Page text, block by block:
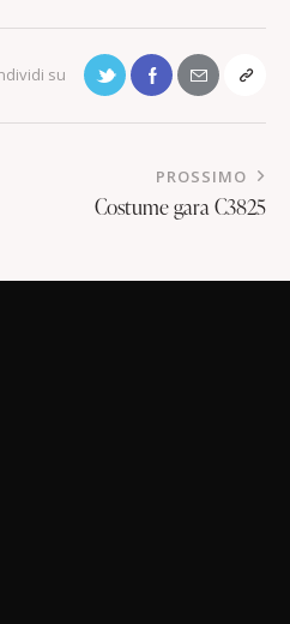
PROSSIMO
Costume gara C3825